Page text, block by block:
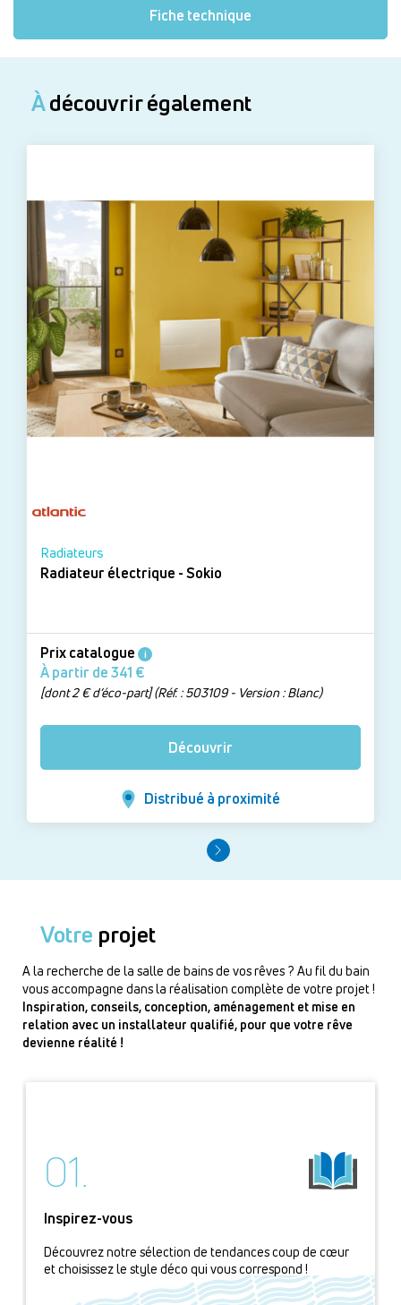
Fiche technique
Àdécouvrir également
Radiateurs
Radiateur électrique - Sokio
Prix catalogue i
À partir de 341 €
[dont 2 € d’éco-part] (Réf. : 503109 - Version : Blanc)
Découvrir
Distribué à proximité
Votre projet
A la recherche de la salle de bains de vos rêves ? Au fil du bain
vous accompagne dans la réalisation complète de votre projet !
Inspiration, conseils, conception, aménagement et mise en
relation avec un installateur qualifié, pour que votre rêve
devienne réalité !
01.
Inspirez-vous
Découvrez notre sélection de tendances coup de cœur
et choisissez le style déco qui vous correspond !